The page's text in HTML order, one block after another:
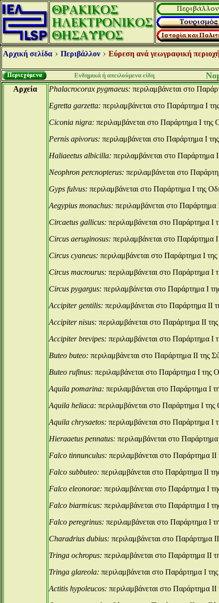
Αρχική σελίδα Περιβάλλον Εύρεση ανά γεωγραφική
Ενδημικά ή απειλούμενα είδη
Αρχεία Phalacrocorax pygmaeus: περιλαμβάνεται στο
Egretta garzetta: περιλαμβάνεται στο Παράρτημα Ι
Ciconia nigra: περιλαμβάνεται στο Παράρτημα Ι
Pernis apivorus: περιλαμβάνεται στο Παράρτημα Ι
Haliaeetus albicilla: περιλαμβάνεται στο Παράρτημα
Neophron percnopterus: περιλαμβάνεται στο
Gyps fulvus: περιλαμβάνεται στο Παράρτημα Ι της
Aegypius monachus: περιλαμβάνεται στο
Circaetus gallicus: περιλαμβάνεται στο Παράρτημα
Circus aeruginosus: περιλαμβάνεται στο Παράρτημα
Circus cyaneus: περιλαμβάνεται στο Παράρτημα Ι
Circus macrourus: περιλαμβάνεται στο Παράρτημα
Circus pygargus: περιλαμβάνεται στο Παράρτημα Ι
Accipiter gentilis: περιλαμβάνεται στο Παράρτημα ΙΙ
Accipiter nisus: περιλαμβάνεται στο Παράρτημα ΙΙ
Accipiter brevipes: περιλαμβάνεται στο Παράρτημα
Buteo buteo: περιλαμβάνεται στο Παράρτημα ΙΙ της
Buteo rufinus: περιλαμβάνεται στο Παράρτημα Ι
Aquila pomarina: περιλαμβάνεται στο Παράρτημα Ι
Aquila heliaca: περιλαμβάνεται στο Παράρτημα Ι
Aquila chrysaetos: περιλαμβάνεται στο Παράρτημα
Hieraaetus pennatus: περιλαμβάνεται στο
Falco tinnunculus: περιλαμβάνεται στο Παράρτημα
Falco subbuteo: περιλαμβάνεται στο Παράρτημα ΙΙ
Falco eleonorae: περιλαμβάνεται στο Παράρτημα Ι
Falco biarmicus: περιλαμβάνεται στο Παράρτημα Ι
Falco peregrinus: περιλαμβάνεται στο Παράρτημα Ι
Charadrius dubius: περιλαμβάνεται στο Παράρτημα
Tringa ochropus: περιλαμβάνεται στο Παράρτημα ΙΙ
Tringa glareola: περιλαμβάνεται στο Παράρτημα Ι
Actitis hypoleucos: περιλαμβάνεται στο Παράρτημα